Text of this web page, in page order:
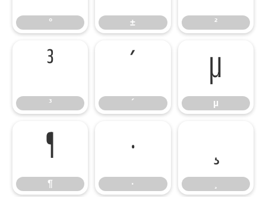
° ± ²
³
³ ´
´ µ
µ
¶
¶ ·
· ¸